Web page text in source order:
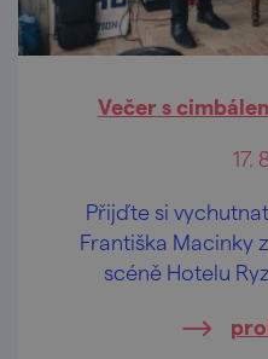
Večer s
17.
Přijďte si
Františka Macinky
scéně Hotelu